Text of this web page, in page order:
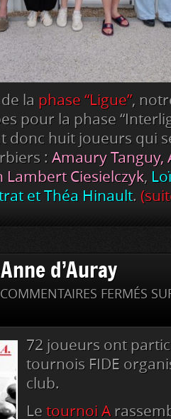
la phase “Ligue”,
pour la phase
donc huit joueurs qui
: Amaury Tanguy,
Lambert Ciesielczyk,
et Théa Hinault.
d’Auray
COMMENTAIRES FERMÉS
72 joueurs ont
tournois FIDE
club.
Le tournoi A